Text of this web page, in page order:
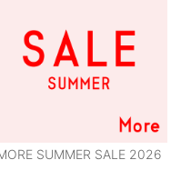
SUMMER SALE 2026